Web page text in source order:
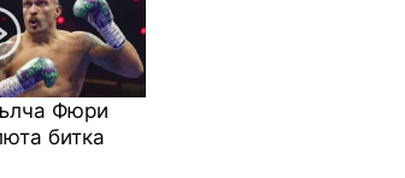
Фюри
битка